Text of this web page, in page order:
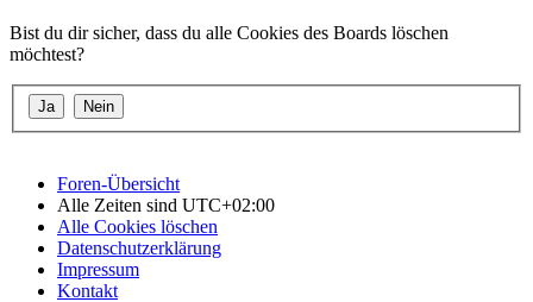
Bist du dir sicher, dass du alle Cookies des Boards löschen
möchtest?
Foren-Übersicht
Alle Zeiten sind UTC+02:00
Alle Cookies löschen
Datenschutzerklärung
Impressum
Kontakt